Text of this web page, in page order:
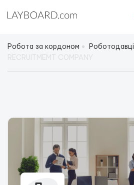
Робота за кордоном
Роботодавці